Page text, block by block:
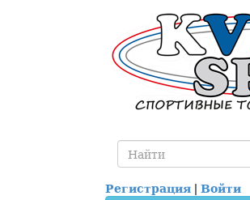
Регистрация | Войти